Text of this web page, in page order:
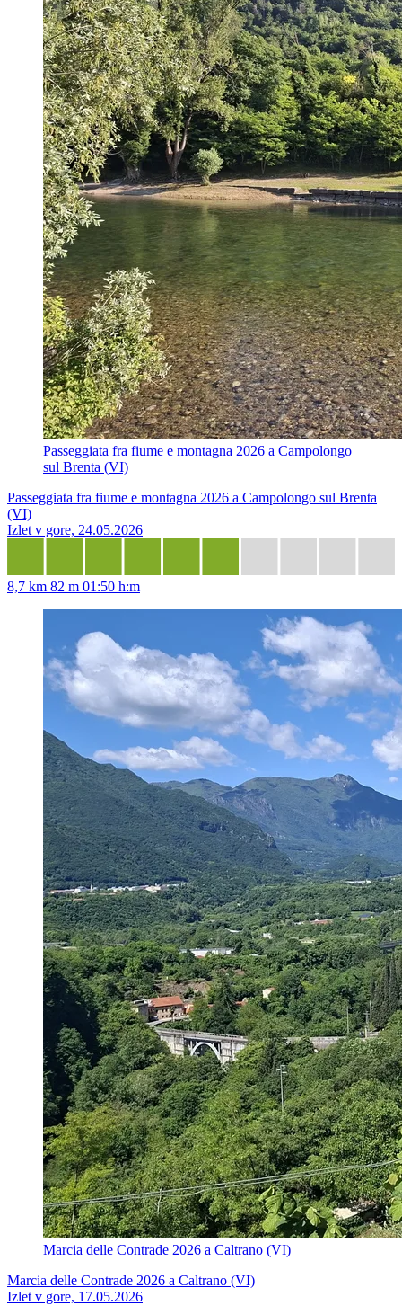
Passeggiata fra fiume e montagna 2026 a Campolongo
sul Brenta (VI)
Passeggiata fra fiume e montagna 2026 a Campolongo sul Brenta
(VI)
Izlet v gore, 24.05.2026
8,7 km 82 m 01:50 h:m
Marcia delle Contrade 2026 a Caltrano (VI)
Marcia delle Contrade 2026 a Caltrano (VI)
Izlet v gore, 17.05.2026